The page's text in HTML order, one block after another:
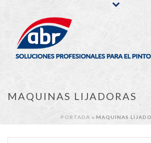
MAQUINAS LIJADORAS
PORTADA » MAQUINAS